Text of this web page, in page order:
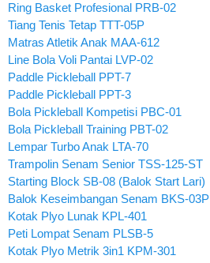
Ring Basket Profesional PRB-02
Tiang Tenis Tetap TTT-05P
Matras Atletik Anak MAA-612
Line Bola Voli Pantai LVP-02
Paddle Pickleball PPT-7
Paddle Pickleball PPT-3
Bola Pickleball Kompetisi PBC-01
Bola Pickleball Training PBT-02
Lempar Turbo Anak LTA-70
Trampolin Senam Senior TSS-125-ST
Starting Block SB-08 (Balok Start Lari)
Balok Keseimbangan Senam BKS-03P
Kotak Plyo Lunak KPL-401
Peti Lompat Senam PLSB-5
Kotak Plyo Metrik 3in1 KPM-301